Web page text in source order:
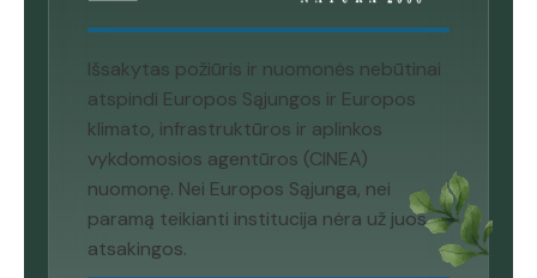
Išsakytas požiūris ir nuomonės nebūtinai
atspindi Europos Sąjungos ir Europos
klimato, infrastruktūros ir aplinkos
vykdomosios agentūros (CINEA)
nuomonę. Nei Europos Sąjunga, nei
paramą teikianti institucija nėra už juos
atsakingos.